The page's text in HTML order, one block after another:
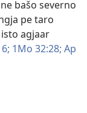
bašo severno
pe taro
agjaar
1Mo 32:28; Ap